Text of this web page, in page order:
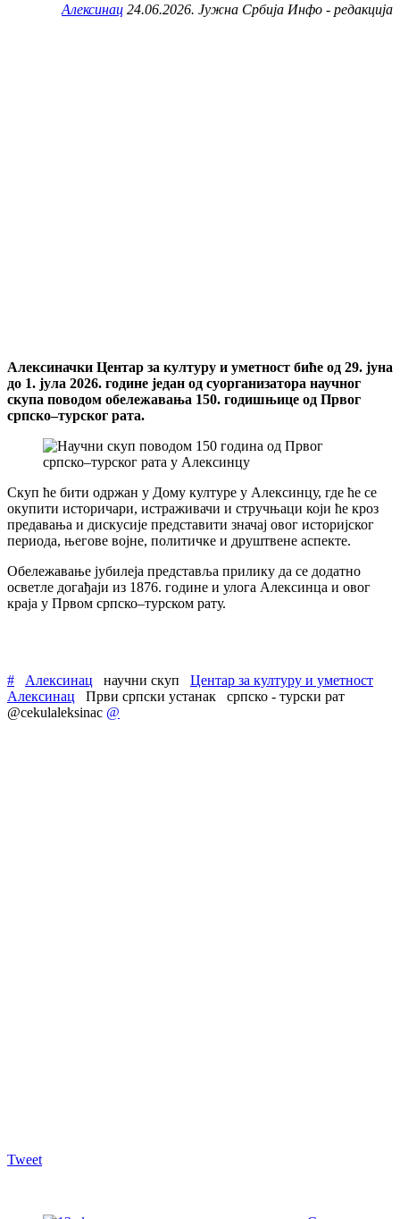
Алексинац 24.06.2026. Јужна Србија Инфо - редакција
Алексиначки Центар за културу и уметност биће од 29. јуна
до 1. јула 2026. године један од суорганизатора научног
скупа поводом обележавања 150. годишњице од Првог
српско–турског рата.
Скуп ће бити одржан у Дому културе у Алексинцу, где ће се
окупити историчари, истраживачи и стручњаци који ће кроз
предавања и дискусије представити значај овог историјског
периода, његове војне, политичке и друштвене аспекте.
Обележавање јубилеја представља прилику да се додатно
осветле догађаји из 1876. године и улога Алексинца и овог
краја у Првом српско–турском рату.
# Алексинац научни скуп
Центар за културу и уметност
Алексинац
Први српски устанак
српско - турски рат
@cekulaleksinac @
Tweet